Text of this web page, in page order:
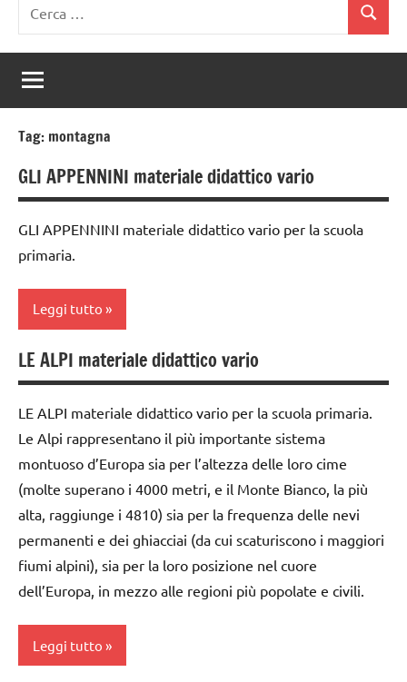
per:
Cerca
Tag: montagna
GLI APPENNINI materiale didattico vario
GLI APPENNINI materiale didattico vario per la scuola
primaria.
Leggi tutto
classe
3a
dai
6
anni
dettati
ortografici
Italia
LINGUAGGIO
TUTTI GLI
LE ALPI materiale didattico vario
LE ALPI materiale didattico vario per la scuola primaria.
Le Alpi rappresentano il più importante sistema
montuoso d’Europa sia per l’altezza delle loro cime
(molte superano i 4000 metri, e il Monte Bianco, la più
alta, raggiunge i 4810) sia per la frequenza delle nevi
permanenti e dei ghiacciai (da cui scaturiscono i maggiori
fiumi alpini), sia per la loro posizione nel cuore
dell’Europa, in mezzo alle regioni più popolate e civili.
Leggi tutto